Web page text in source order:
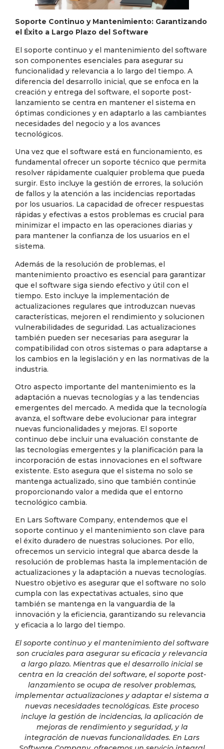
Soporte Continuo y Mantenimiento: Garantizando
el Éxito a Largo Plazo del Software
El soporte continuo y el mantenimiento del software
son componentes esenciales para asegurar su
funcionalidad y relevancia a lo largo del tiempo. A
diferencia del desarrollo inicial, que se enfoca en la
creación y entrega del software, el soporte post-
lanzamiento se centra en mantener el sistema en
óptimas condiciones y en adaptarlo a las cambiantes
necesidades del negocio y a los avances
tecnológicos.
Una vez que el software está en funcionamiento, es
fundamental ofrecer un soporte técnico que permita
resolver rápidamente cualquier problema que pueda
surgir. Esto incluye la gestión de errores, la solución
de fallos y la atención a las incidencias reportadas
por los usuarios. La capacidad de ofrecer respuestas
rápidas y efectivas a estos problemas es crucial para
minimizar el impacto en las operaciones diarias y
para mantener la confianza de los usuarios en el
sistema.
Además de la resolución de problemas, el
mantenimiento proactivo es esencial para garantizar
que el software siga siendo efectivo y útil con el
tiempo. Esto incluye la implementación de
actualizaciones regulares que introduzcan nuevas
características, mejoren el rendimiento y solucionen
vulnerabilidades de seguridad. Las actualizaciones
también pueden ser necesarias para asegurar la
compatibilidad con otros sistemas o para adaptarse a
los cambios en la legislación y en las normativas de la
industria.
Otro aspecto importante del mantenimiento es la
adaptación a nuevas tecnologías y a las tendencias
emergentes del mercado. A medida que la tecnología
avanza, el software debe evolucionar para integrar
nuevas funcionalidades y mejoras. El soporte
continuo debe incluir una evaluación constante de
las tecnologías emergentes y la planificación para la
incorporación de estas innovaciones en el software
existente. Esto asegura que el sistema no solo se
mantenga actualizado, sino que también continúe
proporcionando valor a medida que el entorno
tecnológico cambia.
En Lars Software Company, entendemos que el
soporte continuo y el mantenimiento son clave para
el éxito duradero de nuestras soluciones. Por ello,
ofrecemos un servicio integral que abarca desde la
resolución de problemas hasta la implementación de
actualizaciones y la adaptación a nuevas tecnologías.
Nuestro objetivo es asegurar que el software no solo
cumpla con las expectativas actuales, sino que
también se mantenga en la vanguardia de la
innovación y la eficiencia, garantizando su relevancia
y eficacia a lo largo del tiempo.
El soporte continuo y el mantenimiento del software
son cruciales para asegurar su eficacia y relevancia
a largo plazo. Mientras que el desarrollo inicial se
centra en la creación del software, el soporte post-
lanzamiento se ocupa de resolver problemas,
implementar actualizaciones y adaptar el sistema a
nuevas necesidades tecnológicas. Este proceso
incluye la gestión de incidencias, la aplicación de
mejoras de rendimiento y seguridad, y la
integración de nuevas funcionalidades. En Lars